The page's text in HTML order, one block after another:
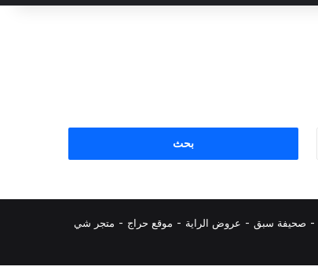
- صحيفة سبق - عروض الراية - موقع حراج - متجر شي